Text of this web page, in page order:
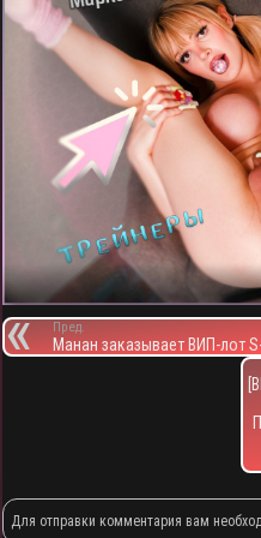
Пред.
Манан заказывает ВИП-лот
Для отправки комментария вам